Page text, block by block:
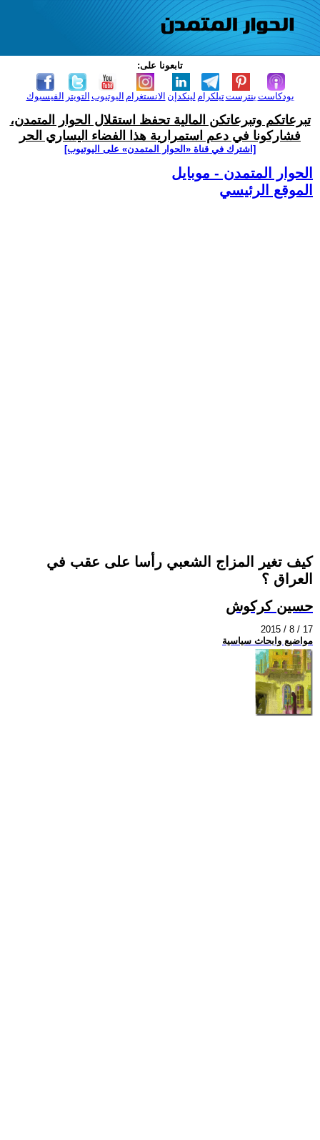
تابعونا على:
الفيسبوك التويتر اليوتيوب الانستغرام لينكدإن تيلكرامبنترست بودكاست
تبرعاتكم وتبرعاتكن المالية تحفظ استقلال الحوار المتمدن،
فشاركونا في دعم استمرارية هذا الفضاء اليساري الحر
[اشترك في قناة ‫«الحوار المتمدن» على اليوتيوب]
الحوار المتمدن - موبايل
الموقع الرئيسي
كيف تغير المزاج الشعبي رأسا على عقب في
العراق ؟
حسين كركوش
2015 / 8 / 17
مواضيع وابحاث سياسية